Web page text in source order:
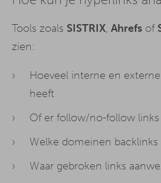
Tools zoals SISTRIX, Ahrefs of
zien:
Hoeveel interne en
heeft
Of er follow/no-follow links
Welke domeinen backlinks
Waar gebroken links